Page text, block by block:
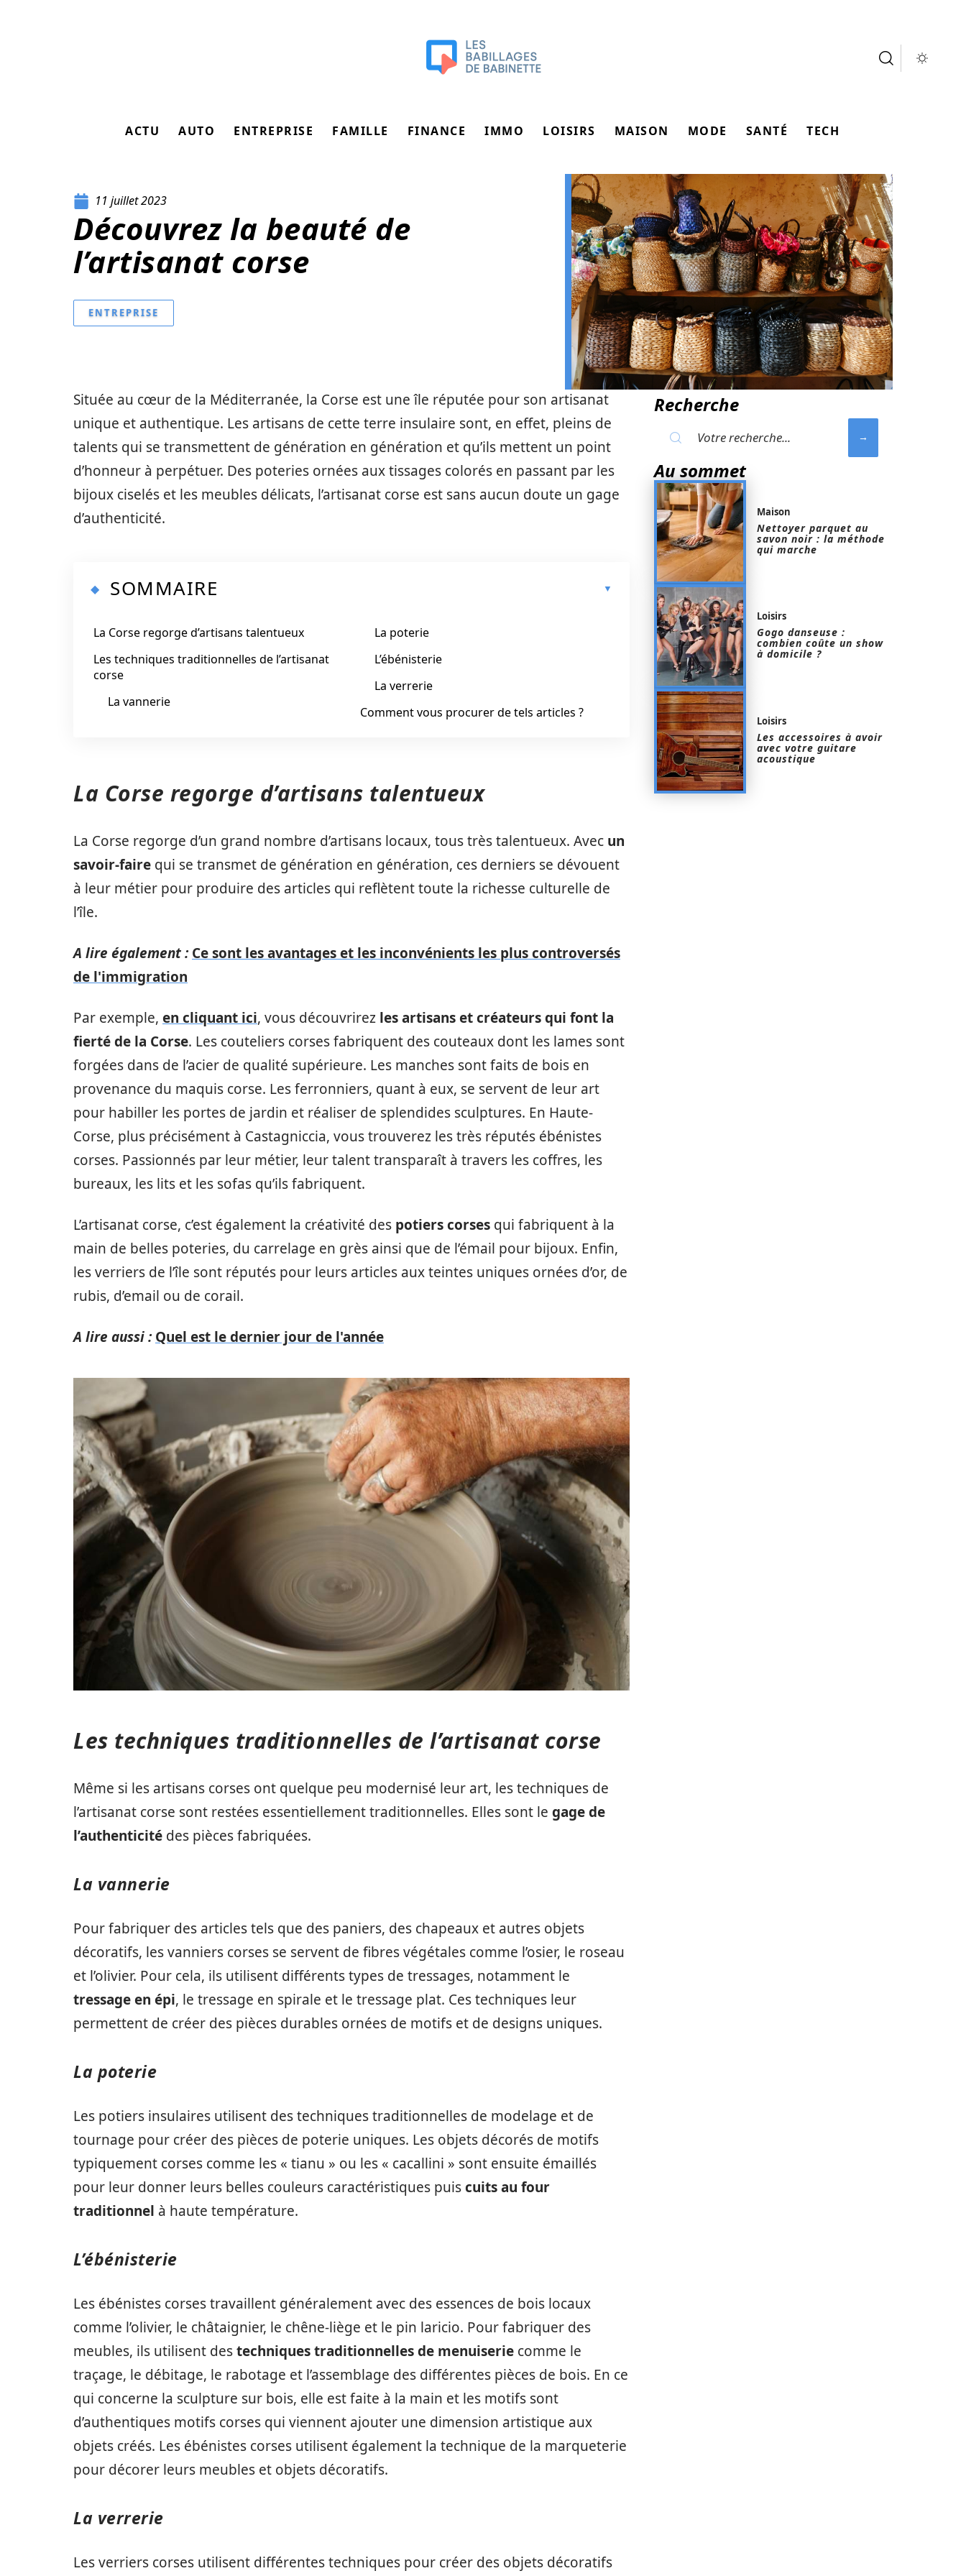
ACTU AUTO ENTREPRISE FAMILLE FINANCE IMMO LOISIRS MAISON MODE SANTÉ TECH
11 juillet 2023
Découvrez la beauté de
l’artisanat corse
ENTREPRISE
Située au cœur de la Méditerranée, la Corse est une île réputée pour son artisanat
unique et authentique. Les artisans de cette terre insulaire sont, en effet, pleins de
talents qui se transmettent de génération en génération et qu’ils mettent un point
d’honneur à perpétuer. Des poteries ornées aux tissages colorés en passant par les
bijoux ciselés et les meubles délicats, l’artisanat corse est sans aucun doute un gage
d’authenticité.
SOMMAIRE
La Corse regorge d’artisans talentueux
Les techniques traditionnelles de l’artisanat
corse
La vannerie
La poterie
L’ébénisterie
La verrerie
Comment vous procurer de tels articles ?
La Corse regorge d’artisans talentueux
La Corse regorge d’un grand nombre d’artisans locaux, tous très talentueux. Avec un
savoir-faire qui se transmet de génération en génération, ces derniers se dévouent
à leur métier pour produire des articles qui reflètent toute la richesse culturelle de
l’île.
A lire également : Ce sont les avantages et les inconvénients les plus controversés
de l'immigration
Par exemple, en cliquant ici, vous découvrirez les artisans et créateurs qui font la
fierté de la Corse. Les couteliers corses fabriquent des couteaux dont les lames sont
forgées dans de l’acier de qualité supérieure. Les manches sont faits de bois en
provenance du maquis corse. Les ferronniers, quant à eux, se servent de leur art
pour habiller les portes de jardin et réaliser de splendides sculptures. En Haute-
Corse, plus précisément à Castagniccia, vous trouverez les très réputés ébénistes
corses. Passionnés par leur métier, leur talent transparaît à travers les coffres, les
bureaux, les lits et les sofas qu’ils fabriquent.
L’artisanat corse, c’est également la créativité des potiers corses qui fabriquent à la
main de belles poteries, du carrelage en grès ainsi que de l’émail pour bijoux. Enfin,
les verriers de l’île sont réputés pour leurs articles aux teintes uniques ornées d’or, de
rubis, d’email ou de corail.
A lire aussi : Quel est le dernier jour de l'année
Les techniques traditionnelles de l’artisanat corse
Même si les artisans corses ont quelque peu modernisé leur art, les techniques de
l’artisanat corse sont restées essentiellement traditionnelles. Elles sont le gage de
l’authenticité des pièces fabriquées.
La vannerie
Pour fabriquer des articles tels que des paniers, des chapeaux et autres objets
décoratifs, les vanniers corses se servent de fibres végétales comme l’osier, le roseau
et l’olivier. Pour cela, ils utilisent différents types de tressages, notamment le
tressage en épi, le tressage en spirale et le tressage plat. Ces techniques leur
permettent de créer des pièces durables ornées de motifs et de designs uniques.
La poterie
Les potiers insulaires utilisent des techniques traditionnelles de modelage et de
tournage pour créer des pièces de poterie uniques. Les objets décorés de motifs
typiquement corses comme les « tianu » ou les « cacallini » sont ensuite émaillés
pour leur donner leurs belles couleurs caractéristiques puiscuits au four
traditionnel à haute température.
L’ébénisterie
Les ébénistes corses travaillent généralement avec des essences de bois locaux
comme l’olivier, le châtaignier, le chêne-liège et le pin laricio. Pour fabriquer des
meubles, ils utilisent destechniques traditionnelles de menuiserie comme le
traçage, le débitage, le rabotage et l’assemblage des différentes pièces de bois. En ce
qui concerne la sculpture sur bois, elle est faite à la main et les motifs sont
d’authentiques motifs corses qui viennent ajouter une dimension artistique aux
objets créés. Les ébénistes corses utilisent également la technique de la marqueterie
pour décorer leurs meubles et objets décoratifs.
La verrerie
Les verriers corses utilisent différentes techniques pour créer des objets décoratifs
Recherche
Au sommet
Maison
Nettoyer parquet au
savon noir : la méthode
qui marche
Loisirs
Gogo danseuse :
combien coûte un show
à domicile ?
Loisirs
Les accessoires à avoir
avec votre guitare
acoustique